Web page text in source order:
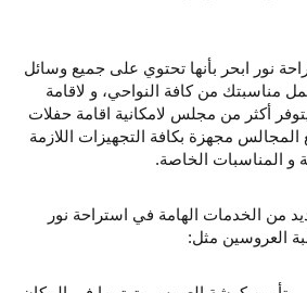
نور ابحر بأنها تحتوي على جميع وسائل
مناسبتك من كافة النواحي، و لاقامة
أكثر من مجلس لامكانية اقامة حفلات
مجهزة بكافة التجهيزات اللازمة
و المناسبات الخاصة.
من الخدمات الهامة في استراحة نور
العروسين مثل: